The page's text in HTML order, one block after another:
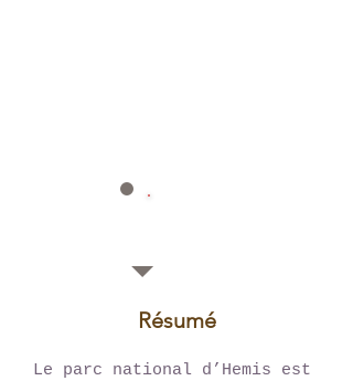
Résumé
Le parc national d’Hemis est